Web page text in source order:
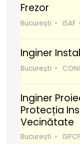
Frezor
București ISAF
Inginer
București
Inginer
Protecția
Vecinătate
București